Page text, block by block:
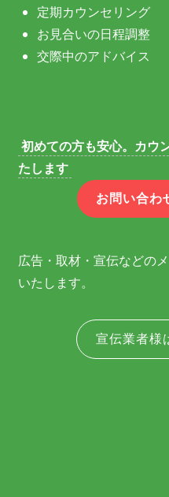
定期カウンセリング
お見合いの日程調整
交際中のアドバイス
初めての方も安心。カウ
たします
お問い合わ
広告・取材・宣伝などの
いたします。
宣伝業者様